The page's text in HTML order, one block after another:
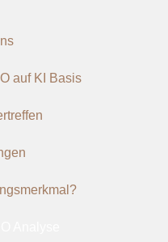
auf KI Basis